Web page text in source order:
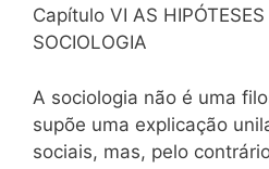
Capítulo VI AS
SOCIOLOGIA
A sociologia não é uma
supõe uma explicação
sociais, mas, pelo